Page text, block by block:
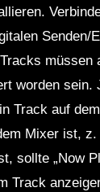
Senden/
müssen
worden sein.
Track auf
Mixer ist, z.
sollte „Now
Track